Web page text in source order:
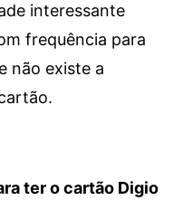
interessante
frequência para
não existe a
ter o cartão Digio